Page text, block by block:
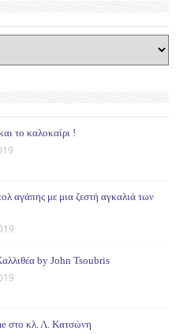
το καλοκαίρι !
αγάπης με μια ζεστή αγκαλιά των
by John Tsoubris
στο κλ. Λ. Κατσώνη